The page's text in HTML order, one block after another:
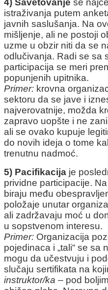
4) Savetovanje se
istraživanja putem
javnih saslušanja. Na
mišljenje, ali ne postoji
uzme u obzir niti da se
odlučivanja. Radi se sa
participacija se meri
popunjenih upitnika.
Primer: krovna
sektoru da se jave i
najverovatnije, možda
zapravo uopšte i ne
ali se ovako kupuje
do novih ideja o tome
trenutnu nadmoć.
5) Pacifikacija je
prividne participacije.
biraju među
položaje unutar
ali zadržavaju moć u
u sopstvenom interesu.
Primer: Organizacija
pojedinaca i „tali“ se sa
mogu da učestvuju i
slučaju sertifikata na
instruktor/ka – pod